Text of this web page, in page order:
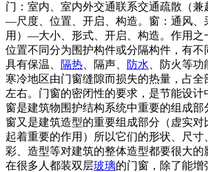
门：室内、室内外交通联系交通疏散（兼
—尺度、位置、开启、构造。窗：通风、
用）—大小、形式、开启、构造。作用之
位置不同分为围护构件或分隔构件，有不
具有保温、
隔热 、隔声、 防水 、防火等
寒冷地区由门窗缝隙而损失的热量，占全
左右。门窗的密闭性的要求，是节能设计
窗是建筑物围护结构系统中重要的组成部
窗又是建筑造型的重要组成部分（虚实对
起着重要的作用）所以它们的形状、尺
彩、造型等对建筑的整体造型都要很大的
在很多人都装双层玻璃的门窗，除了能